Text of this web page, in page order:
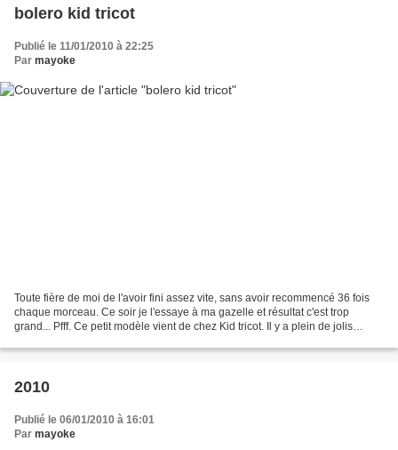
bolero kid tricot
Publié le 11/01/2010 à 22:25
Par mayoke
Toute fière de moi de l'avoir fini assez vite, sans avoir recommencé 36 fois
chaque morceau. Ce soir je l'essaye à ma gazelle et résultat c'est trop
grand... Pfff. Ce petit modèle vient de chez Kid tricot. Il y a plein de jolis
2010
Publié le 06/01/2010 à 16:01
Par mayoke